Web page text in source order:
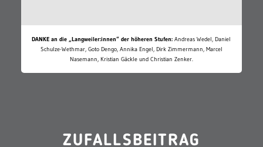
DANKE an die „Langweiler:innen“ der höheren Stufen: Andreas Wedel, Daniel
Schulze-Wethmar, Goto Dengo, Annika Engel, Dirk Zimmermann, Marcel
Nasemann, Kristian Gäckle und Christian Zenker.
ZUFALLSBEITRAG